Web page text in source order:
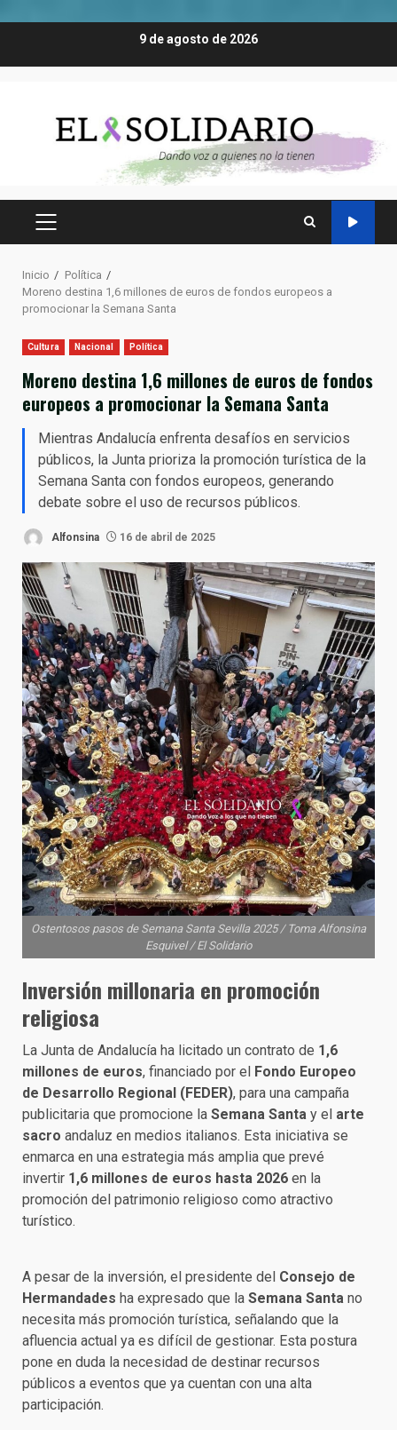
9 de agosto de 2026
MENÚ
Inicio
Política
Moreno destina 1,6 millones de euros de fondos europeos a
promocionar la Semana Santa
Cultura Nacional Política
Moreno destina 1,6 millones de euros de fondos
europeos a promocionar la Semana Santa
Mientras Andalucía enfrenta desafíos en servicios
públicos, la Junta prioriza la promoción turística de la
Semana Santa con fondos europeos, generando
debate sobre el uso de recursos públicos.
Alfonsina 16 de abril de 2025
Ostentosos pasos de Semana Santa Sevilla 2025 / Toma Alfonsina
Esquivel / El Solidario
Inversión millonaria en promoción
religiosa
La Junta de Andalucía ha licitado un contrato de 1,6
millones de euros, financiado por el Fondo Europeo
de Desarrollo Regional (FEDER), para una campaña
publicitaria que promocione la Semana Santa y el arte
sacro andaluz en medios italianos. Esta iniciativa se
enmarca en una estrategia más amplia que prevé
invertir 1,6 millones de euros hasta 2026 en la
promoción del patrimonio religioso como atractivo
turístico.
A pesar de la inversión, el presidente del Consejo de
Hermandades ha expresado que la Semana Santa no
necesita más promoción turística, señalando que la
afluencia actual ya es difícil de gestionar. Esta postura
pone en duda la necesidad de destinar recursos
públicos a eventos que ya cuentan con una alta
participación.